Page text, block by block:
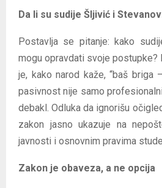
Da li su sudije Šljivić i
Postavlja se pitanje: kako
mogu opravdati svoje postupke?
je, kako narod kaže, “baš briga
pasivnost nije samo
debakl. Odluka da ignorišu
zakon jasno ukazuje na
javnosti i osnovnim pravima
Zakon je obaveza, a ne opcija